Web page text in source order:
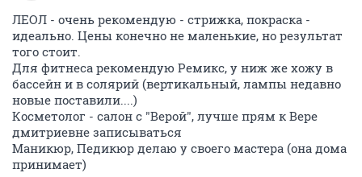
ЛЕОЛ - очень рекомендую - стрижка, покраска -
идеально. Цены конечно не маленькие, но результат
того стоит.
Для фитнеса рекомендую Ремикс, у ниж же хожу в
бассейн и в солярий (вертикальный, лампы недавно
новые поставили....)
Косметолог - салон с "Верой", лучше прям к Вере
дмитриевне записываться
Маникюр, Педикюр делаю у своего мастера (она дома
принимает)